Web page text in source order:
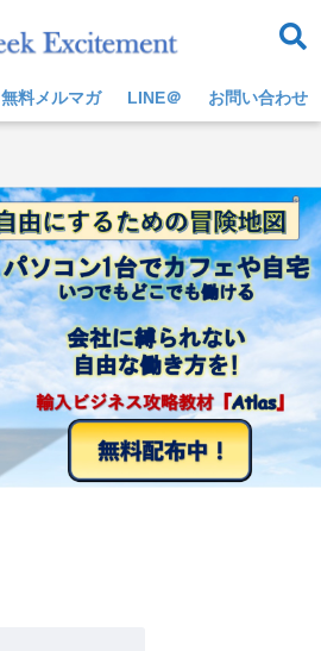
無料メルマガ LINE＠ お問い合わせ